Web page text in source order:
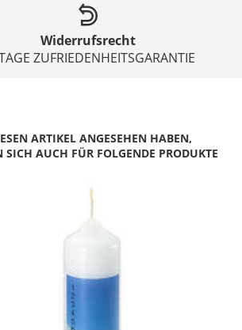
Widerrufsrecht
ZUFRIEDENHEITSGARANTIE
ARTIKEL ANGESEHEN HABEN,
SICH AUCH FÜR FOLGENDE PRODUKTE